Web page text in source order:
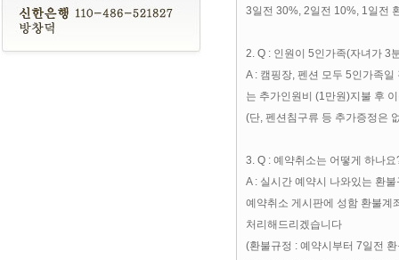
3일전 30%, 2일전 10%, 1일전
2. Q : 인원이 5인가족(자녀가 3
A : 캠핑장, 펜션 모두 5인가족
는 추가인원비 (1만원)지불 후
(단, 펜션침구류 등 추가증정은
3. Q : 예약취소는 어떻게 하나요
A : 실시간 예약시 나와있는 환
예약취소 게시판에 성함 환불계
처리해드리겠습니다
(환불규정 : 예약시부터 7일전